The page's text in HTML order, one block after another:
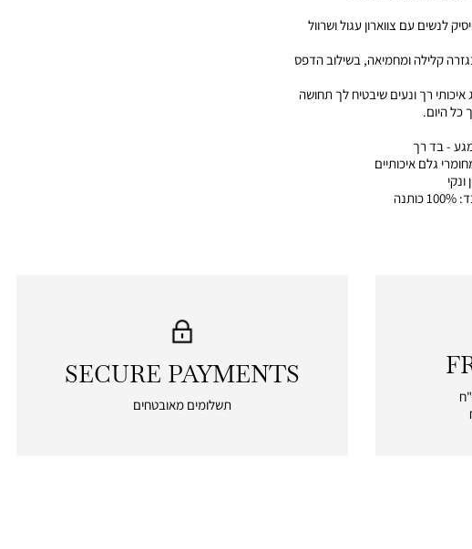
לנשים עם צווארון עגול ושרוול
קלילה ומחמיאה, בשילוב הדפס
איכותי רך ונעים שיבטיח לך תחושה
כל היום.
- בד רך
גלם איכותיים
ונקי
|
payments
SECURE PAYMENTS
תשלומים מאובטחים